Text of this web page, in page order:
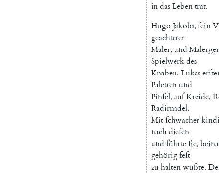
indasLebentrat.
Hugo Jakobs, ſein
geachteter
Maler, und
Spielwerkdes
Knaben. Lukas
Palettenund
Pinſel, aufKreide,
Radirnadel.
Mitſchwacher
nachdieſen
und führteſie,
gehörigfeſt
zu haltenwußte.